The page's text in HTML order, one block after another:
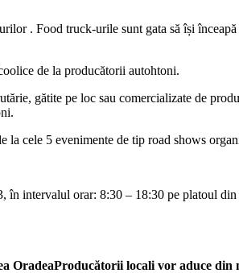
. Food truck-urile sunt gata să își
de la producătorii autohtoni.
gătite pe loc sau comercializate de
la cele 5 evenimente de tip road shows
în intervalul orar: 8:30 – 18:30 pe platoul
OradeaProducătorii locali vor aduce